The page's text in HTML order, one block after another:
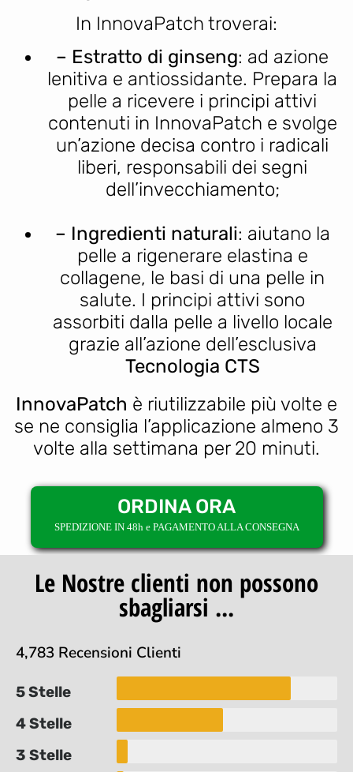
In InnovaPatch troverai:
– Estratto di ginseng: ad azione
lenitiva e antiossidante. Prepara la
pelle a ricevere i principi attivi
contenuti in InnovaPatch e svolge
un’azione decisa contro i radicali
liberi, responsabili dei segni
dell’invecchiamento;
– Ingredienti naturali: aiutano la
pelle a rigenerare elastina e
collagene, le basi di una pelle in
salute. I principi attivi sono
assorbiti dalla pelle a livello locale
grazie all’azione dell’esclusiva
Tecnologia CTS
InnovaPatch è riutilizzabile più volte e
se ne consiglia l’applicazione almeno 3
volte alla settimana per 20 minuti.
ORDINA ORA
SPEDIZIONE IN 48h e PAGAMENTO ALLA CONSEGNA
Le Nostre clienti non possono
sbagliarsi ...
4,783 Recensioni Clienti
5 Stelle
4 Stelle
3 Stelle